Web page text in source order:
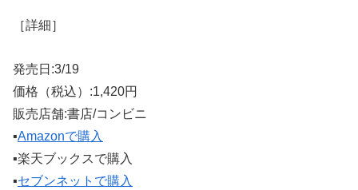
［詳細］
発売日:3/19
価格（税込）:1,420円
販売店舗:書店/コンビニ
▪️Amazonで購入
▪️楽天ブックスで購入
▪️セブンネットで購入